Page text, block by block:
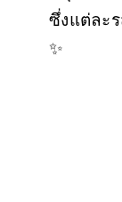
ซึ่งแต่ละ
✨